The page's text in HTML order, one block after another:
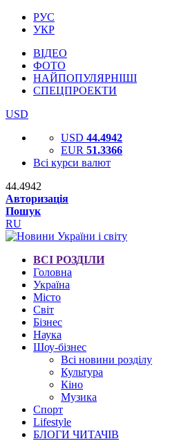
РУС
УКР
ВІДЕО
ФОТО
НАЙПОПУЛЯРНІШІ
СПЕЦПРОЕКТИ
USD
USD 44.4942
EUR 51.3366
Всі курси валют
44.4942
Авторизація
Пошук
RU
ВСІ РОЗДІЛИ
Головна
Україна
Місто
Світ
Бізнес
Наука
Шоу-бізнес
Всі новини розділу
Культура
Кіно
Музика
Спорт
Lifestyle
БЛОГИ ЧИТАЧІВ